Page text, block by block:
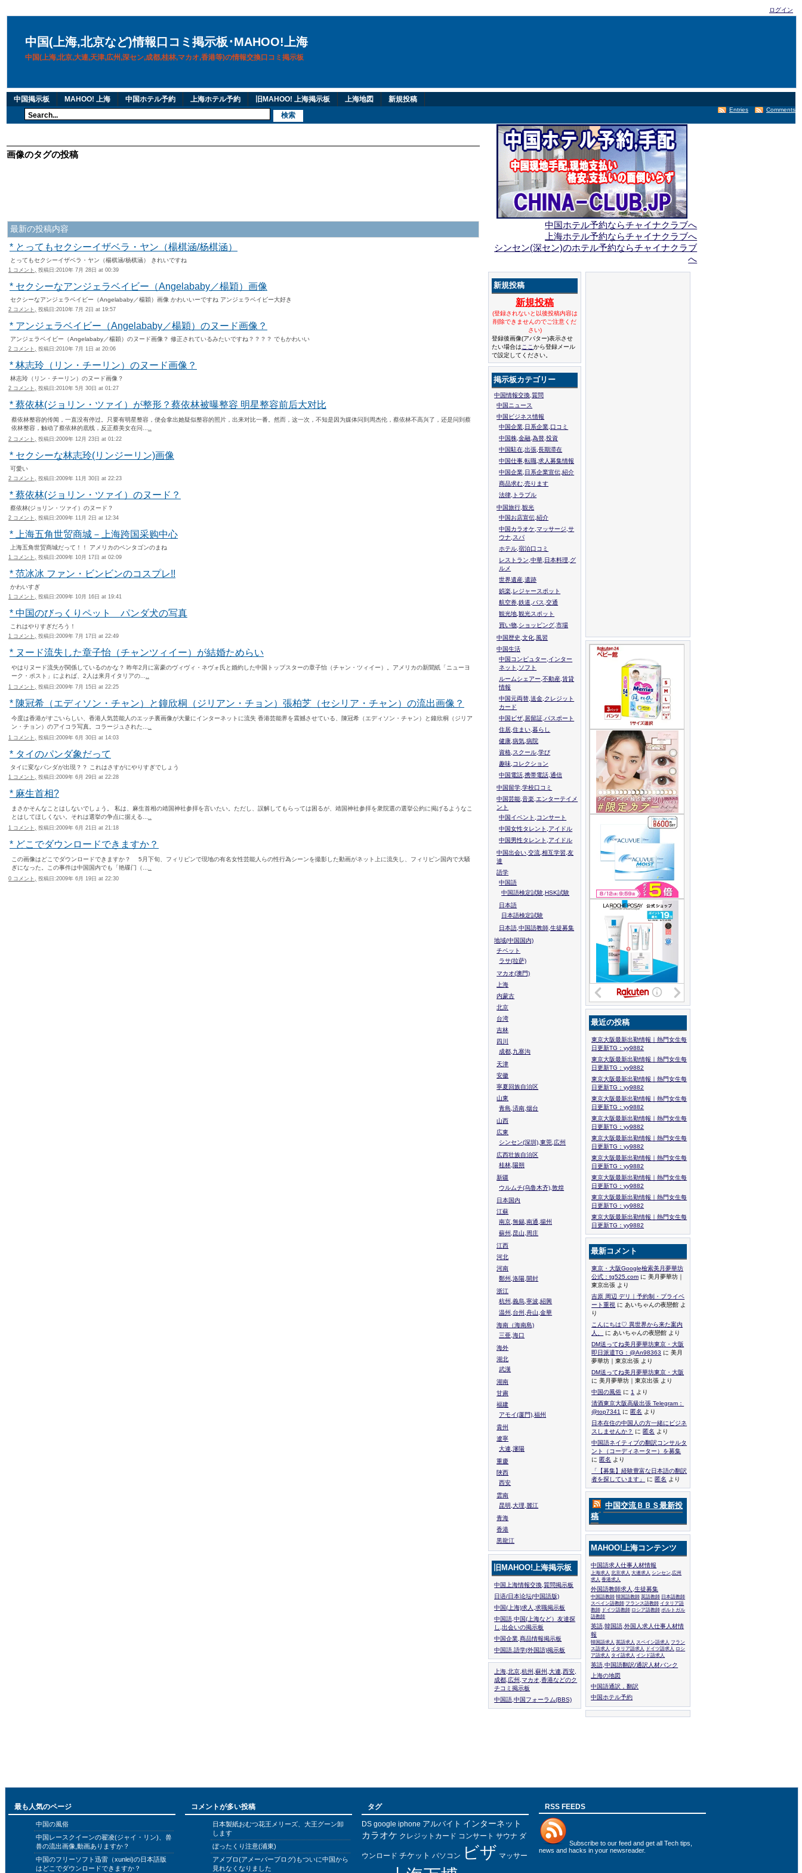
ログイン
中国(上海,北京など)情報口コミ掲示板･MAHOO!上海
中国(上海,北京,大連,天津,広州,深セン,成都,桂林,マカオ,香港等)の情報交換口コミ掲示板
中国掲示板 MAHOO! 上海 中国ホテル予約 上海ホテル予約 旧MAHOO! 上海掲示板 上海地図 新規投稿
Comments
Entries
画像のタグの投稿
最新の投稿内容
* とってもセクシーイザベラ・ヤン（楊棋涵/杨棋涵）
とってもセクシーイザベラ・ヤン（楊棋涵/杨棋涵） きれいですね
1 コメント, 投稿日:2010年 7月 28日 at 00:39
* セクシーなアンジェラベイビー（Angelababy／楊穎）画像
セクシーなアンジェラベイビー（Angelababy／楊穎）画像 かわいいーですね アンジェラベイビー大好き
2 コメント, 投稿日:2010年 7月 2日 at 19:57
* アンジェラベイビー（Angelababy／楊穎）のヌード画像？
アンジェラベイビー（Angelababy／楊穎）のヌード画像？ 修正されているみたいですね？？？？ でもかわいい
2 コメント, 投稿日:2010年 7月 1日 at 20:06
* 林志玲（リン・チーリン）のヌード画像？
林志玲（リン・チーリン）のヌード画像？
2 コメント, 投稿日:2010年 5月 30日 at 01:27
* 蔡依林(ジョリン・ツァイ）が整形？蔡依林被曝整容 明星整容前后大对比
蔡依林整容的传闻，一直没有停过。只要有明星整容，便会拿出她疑似整容的照片，出来对比一番。然而，这一次，不知是因为媒体问到周杰伦，蔡依林不高兴了，还是问到蔡
依林整容，触动了蔡依林的底线，反正蔡美女在问...
2 コメント, 投稿日:2009年 12月 23日 at 01:22
* セクシーな林志玲(リンジーリン)画像
可愛い
2 コメント, 投稿日:2009年 11月 30日 at 22:23
* 蔡依林(ジョリン・ツァイ）のヌード？
蔡依林(ジョリン・ツァイ）のヌード？
2 コメント, 投稿日:2009年 11月 2日 at 12:34
* 上海五角世贸商城－上海跨国采购中心
上海五角世贸商城だって！！ アメリカのペンタゴンのまね
1 コメント, 投稿日:2009年 10月 17日 at 02:09
* 范冰冰 ファン・ビンビンのコスプレ!!
かわいすぎ
1 コメント, 投稿日:2009年 10月 16日 at 19:41
* 中国のびっくりペット パンダ犬の写真
これはやりすぎだろう！
1 コメント, 投稿日:2009年 7月 17日 at 22:49
* ヌード流失した章子怡（チャンツィイー）が結婚ためらい
やはりヌード流失が関係しているのかな？ 昨年2月に富豪のヴィヴィ・ネヴォ氏と婚約した中国トップスターの章子怡（チャン・ツィイー）。アメリカの新聞紙「ニューヨ
ーク・ポスト」によれば、2人は来月イタリアの...
1 コメント, 投稿日:2009年 7月 15日 at 22:25
* 陳冠希（エディソン・チャン）と鐘欣桐（ジリアン・チョン）張柏芝（セシリア・チャン）の流出画像？
今度は香港がすごいらしい、香港人気芸能人のエッチ裏画像が大量にインターネットに流失 香港芸能界を震撼させている、陳冠希（エディソン・チャン）と鐘欣桐（ジリア
ン・チョン）のアイコラ写真。コラージュされた...
1 コメント, 投稿日:2009年 6月 30日 at 14:03
* タイのパンダ象だって
タイに変なパンダが出現？？ これはさすがにやりすぎでしょう
1 コメント, 投稿日:2009年 6月 29日 at 22:28
* 麻生首相?
まさかそんなことはしないでしょう。 私は、麻生首相の靖国神社参拝を言いたい。ただし、誤解してもらっては困るが、靖国神社参拝を衆院選の選挙公約に掲げるようなこ
とはしてほしくない。それは選挙の争点に据える...
1 コメント, 投稿日:2009年 6月 21日 at 21:18
* どこでダウンロードできますか？
この画像はどこでダウンロードできますか？ 5月下旬、フィリピンで現地の有名女性芸能人らの性行為シーンを撮影した動画がネット上に流失し、フィリピン国内で大騒
ぎになった。この事件は中国国内でも「艳碟门（...
0 コメント, 投稿日:2009年 6月 19日 at 22:30
中国ホテル予約ならチャイナクラブへ
上海ホテル予約ならチャイナクラブへ
シンセン(深セン)のホテル予約ならチャイナクラブ
へ
新規投稿
新規投稿
(登録されないと以後投稿内容は
削除できませんのでご注意くだ
さい)
登録後画像(アバター)表示させ
たい場合は ここから登録メール
で設定してください。
掲示板カテゴリー
中国情報交換,質問
中国ニュース
中国ビジネス情報
中国企業,日系企業,口コミ
中国株,金融,為替,投資
中国駐在,出張,長期滞在
中国仕事,転職,求人募集情報
中国企業,日系企業宣伝,紹介
商品求む,売ります
法律,トラブル
中国旅行,観光
中国お店宣伝,紹介
中国カラオケ,マッサージ,サ
ウナ,スパ
ホテル,宿泊口コミ
レストラン,中華,日本料理,グ
ルメ
世界遺産,遺跡
娯楽,レジャースポット
航空券,鉄道,バス,交通
観光地,観光スポット
買い物,ショッピング,市場
中国歴史,文化,風習
中国生活
中国コンピュター,インター
ネット,ソフト
ルームシェアー,不動産,賃貸
情報
中国元両替,送金,クレジット
カード
中国ビザ,居留証,パスポート
住居,住まい,暮らし
健康,病気,病院
資格,スクール,学び
趣味,コレクション
中国電話,携帯電話,通信
中国留学,学校口コミ
中国芸能,音楽,エンターテイメ
ント
中国イベント,コンサート
中国女性タレント,アイドル
中国男性タレント,アイドル
中国出会い,交流,相互学習,友
達
語学
中国語
中国語検定試験,HSK試験
日本語
日本語検定試験
日本語,中国語教師,生徒募集
地域(中国国内)
チベット
ラサ(拉萨)
マカオ(澳門)
上海
内蒙古
北京
台湾
吉林
四川
成都,九寨沟
天津
安徽
寧夏回族自治区
山東
青島,済南,烟台
山西
広東
シンセン(深圳),東莞,広州
広西壮族自治区
桂林,陽朔
新疆
ウルムチ(乌鲁木齐),敦煌
日本国内
江蘇
南京,無錫,南通,揚州
蘇州,昆山,周庄
江西
河北
河南
鄭州,洛陽,開封
浙江
杭州,義烏,寧波,紹興
温州,台州,舟山,金華
海南（海南島)
三亜,海口
海外
湖北
武漢
湖南
甘粛
福建
アモイ(厦門),福州
貴州
遼寧
大連,瀋陽
重慶
陜西
西安
雲南
昆明,大理,麗江
青海
香港
黒龍江
旧MAHOO!上海掲示板
中国上海情報交換,質問掲示板
日语/日本论坛(中国語版)
中国(上海)求人,求職掲示板
中国語,中国(上海など）友達探
し,出会いの掲示板
中国企業,商品情報掲示板
中国語.語学(外国語)掲示板
上海,北京,杭州,蘇州,大連,西安,
成都,広州,マカオ,香港などのク
チコミ掲示板
中国語,中国フォーラム(BBS)
最近の投稿
東京大阪最新出勤情報｜熱門女生每
日更新TG：yy9882
東京大阪最新出勤情報｜熱門女生每
日更新TG：yy9882
東京大阪最新出勤情報｜熱門女生每
日更新TG：yy9882
東京大阪最新出勤情報｜熱門女生每
日更新TG：yy9882
東京大阪最新出勤情報｜熱門女生每
日更新TG：yy9882
東京大阪最新出勤情報｜熱門女生每
日更新TG：yy9882
東京大阪最新出勤情報｜熱門女生每
日更新TG：yy9882
東京大阪最新出勤情報｜熱門女生每
日更新TG：yy9882
東京大阪最新出勤情報｜熱門女生每
日更新TG：yy9882
東京大阪最新出勤情報｜熱門女生每
日更新TG：yy9882
最新コメント
東京・大阪Google檢索美月夢華坊
公式：tg525.com に 美月夢華坊｜
東京出張 より
吉原 周辺 デリ｜予約制・プライベ
ート重視 に あいちゃんの夜戀館 よ
り
こんにちは♡ 異世界から来た案内
人、
に あいちゃんの夜戀館 より
DM送ってね美月夢華坊東京・大阪
即日派遣TG：@An98363 に 美月
夢華坊｜東京出張 より
DM送ってね美月夢華坊東京・大阪
に 美月夢華坊｜東京出張 より
中国の風俗 に 1
より
清酒東京大阪高級出張 Telegram：
@top7341 に 匿名 より
日本在住の中国人の方一緒にビジネ
スしませんか？ に 匿名 より
中国語ネイティブの翻訳コンサルタ
ント（コーディネーター）を募集
に 匿名 より
「【募集】経験豊富な日本語の翻訳
者を探しています」
に 匿名 より
中国交流ＢＢＳ最新投
稿
MAHOO!上海コンテンツ
中国語求人仕事人材情報
上海求人 北京求人 大連求人 シンセン,広州
求人 香港求人
外国語教師求人,生徒募集
中国語教師 韓国語教師 英語教師 日本語教師
スペイン語教師 フランス語教師 イタリア語
教師 ドイツ語教師 ロシア語教師 ポルトガル
語教師
英語,韓国語,外国人求人仕事人材情
報
韓国語求人 英語求人 スペイン語求人 フラン
ス語求人 イタリア語求人 ドイツ語求人 ロシ
ア語求人 タイ語求人 インド語求人
英語,中国語翻訳/通訳人材バンク
上海の地図
中国語通訳，翻訳
中国ホテル予約
最も人気のページ
中国の風俗
中国レースクイーンの翟凌(ジャイ・リン)、兽
兽の流出画像,動画ありますか？
中国のフリーソフト迅雷（xunlei)の日本語版
はどこでダウンロードできますか？
コメントが多い投稿
日本製紙おむつ花王メリーズ、大王グーン卸
します
ぼったくり注意(浦東)
アメブロ(アメーバーブログ)もついに中国から
見れなくなりました
タグ
DS google iphone アルバイト インターネット
カラオケ クレジットカード コンサート サウナ ダ
ウンロード チケット パソコン ビザ マッサー
RSS FEEDS
Subscribe to our feed and get all Tech tips,
news and hacks in your newsreader.